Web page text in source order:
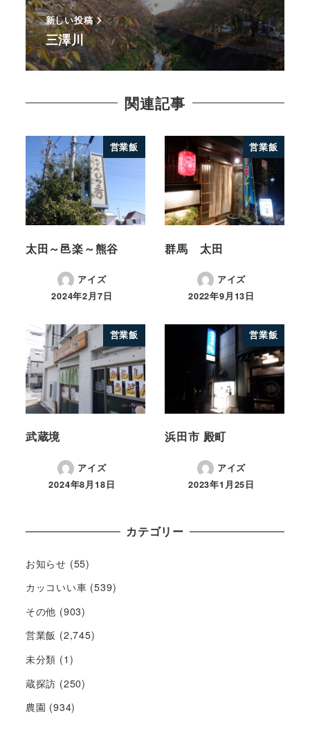
新しい投稿
三澤川
関連記事
営業飯
太田～邑楽～熊谷
アイズ
2024年2月7日
営業飯
群馬 太田
アイズ
2022年9月13日
営業飯
武蔵境
アイズ
2024年8月18日
営業飯
浜田市 殿町
アイズ
2023年1月25日
カテゴリー
お知らせ (55)
カッコいい車 (539)
その他 (903)
営業飯 (2,745)
未分類 (1)
蔵探訪 (250)
農園 (934)